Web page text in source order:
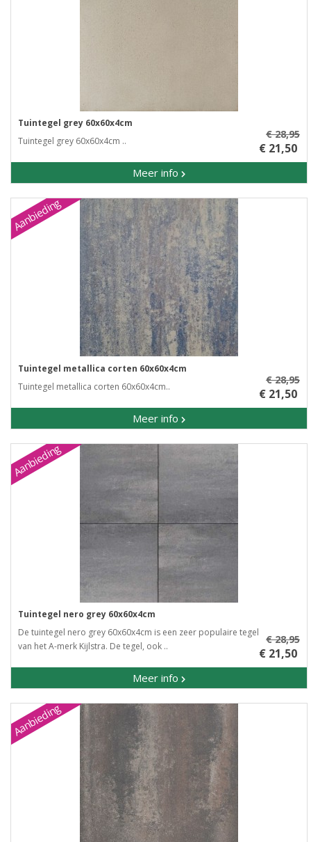
Tuintegel grey 60x60x4cm
Tuintegel grey 60x60x4cm ..
Meer info
€ 28,95
€ 21,50
Aanbieding
Tuintegel metallica corten 60x60x4cm
Tuintegel metallica corten 60x60x4cm..
Meer info
€ 28,95
€ 21,50
Aanbieding
Tuintegel nero grey 60x60x4cm
De tuintegel nero grey 60x60x4cm is een zeer populaire tegel
van het A-merk Kijlstra. De tegel, ook ..
Meer info
€ 28,95
€ 21,50
Aanbieding